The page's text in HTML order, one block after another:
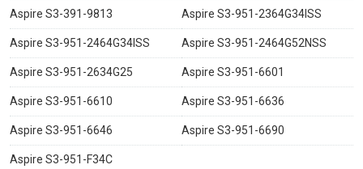
Aspire S3-391-9813 Aspire S3-951-2364G34ISS
Aspire S3-951-2464G34ISS Aspire S3-951-2464G52NSS
Aspire S3-951-2634G25 Aspire S3-951-6601
Aspire S3-951-6610 Aspire S3-951-6636
Aspire S3-951-6646 Aspire S3-951-6690
Aspire S3-951-F34C